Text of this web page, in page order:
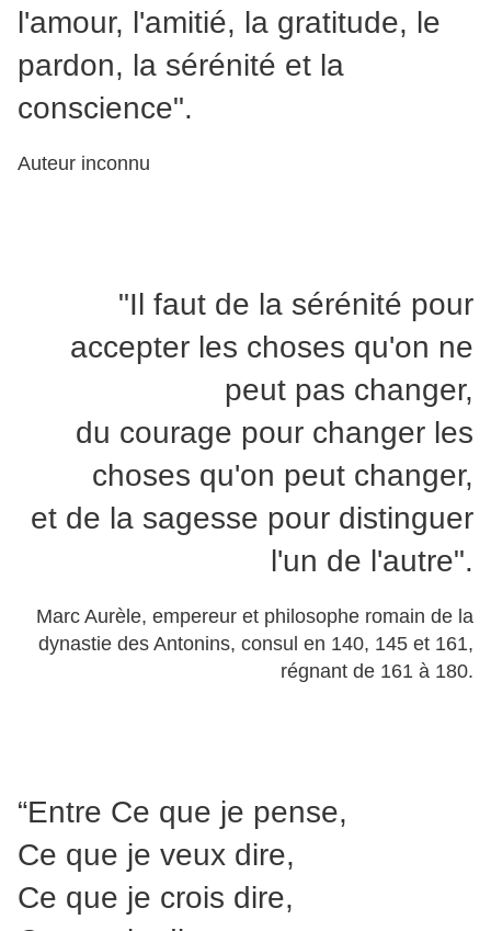
l'amour, l'amitié, la gratitude, le
pardon, la sérénité et la
conscience".
Auteur inconnu
"Il faut de la sérénité pour
accepter les choses qu'on ne
peut pas changer,
du courage pour changer les
choses qu'on peut changer,
et de la sagesse pour distinguer
l'un de l'autre".
Marc Aurèle, empereur et philosophe romain de la
dynastie des Antonins, consul en 140, 145 et 161,
régnant de 161 à 180.
“Entre Ce que je pense,
Ce que je veux dire,
Ce que je crois dire,